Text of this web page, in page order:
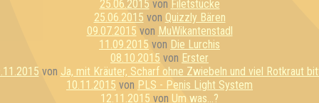
25.06.2015 von Filetstücke
25.06.2015 von Quizzly Bären
09.07.2015 von MuWikantenstadl
11.09.2015 von Die Lurchis
08.10.2015 von Erster
von Ja, mit Kräuter, Scharf ohne Zwiebeln und viel Rotkraut
10.11.2015 von PLS - Penis Light System
12.11.2015 von Um was...?